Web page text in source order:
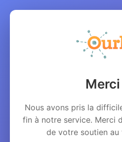
Merci
Nous avons pris la
fin à notre service. Merci
de votre soutien au